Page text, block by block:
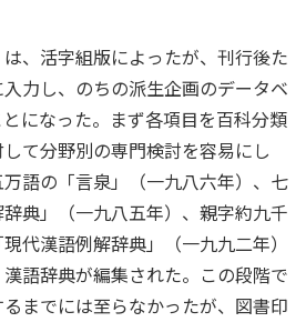
は、活字組版によったが、刊行後た
力し、のちの派生企画のデータベ
になった。まず各項目を百科分類
て分野別の専門検討を容易にし
語の「言泉」（一九八六年）、七
典」（一九八五年）、親字約九千
代漢語例解辞典」（一九九二年）
語辞典が編集された。この段階で
までには至らなかったが、図書印